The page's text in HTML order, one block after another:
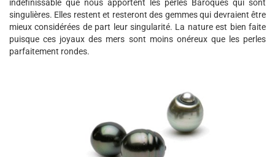
indéfinissable que nous apportent les perles Baroques qui sont
singulières. Elles restent et resteront des gemmes qui devraient être
mieux considérées de part leur singularité. La nature est bien faite
puisque ces joyaux des mers sont moins onéreux que les perles
parfaitement rondes.